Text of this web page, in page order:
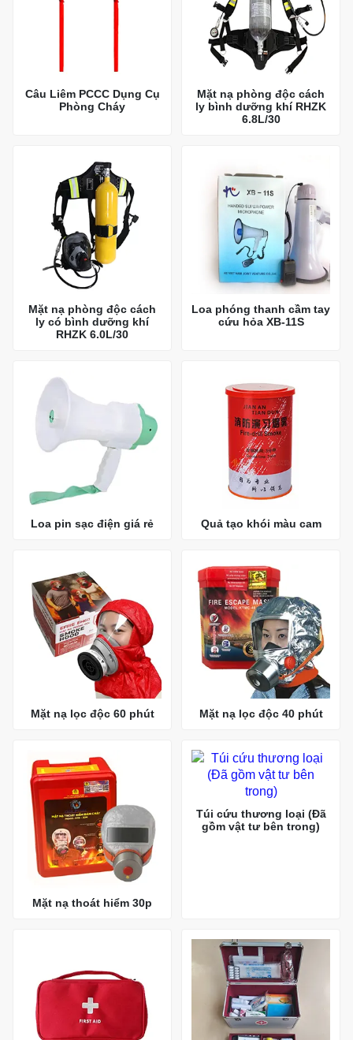
Câu Liêm PCCC Dụng Cụ
Phòng Cháy
Mặt nạ phòng độc cách
ly bình dưỡng khí RHZK
6.8L/30
Mặt nạ phòng độc cách
ly có bình dưỡng khí
RHZK 6.0L/30
Loa phóng thanh cầm tay
cứu hỏa XB-11S
Loa pin sạc điện giá rẻ Quả tạo khói màu cam
Mặt nạ lọc độc 60 phút Mặt nạ lọc độc 40 phút
Mặt nạ thoát hiểm 30p
Túi cứu thương loại (Đã
gồm vật tư bên trong)